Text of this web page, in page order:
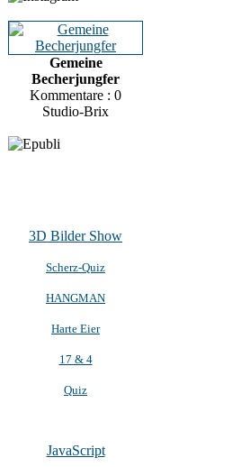
Gemeine
Becherjungfer
Kommentare : 0
Studio-Brix
3D Bilder Show
Scherz-Quiz
HANGMAN
Harte Eier
17 & 4
Quiz
JavaScript